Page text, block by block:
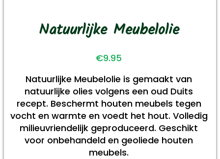
Natuurlijke Meubelolie
€9.95
Natuurlijke Meubelolie is gemaakt van
natuurlijke olies volgens een oud Duits
recept. Beschermt houten meubels tegen
vocht en warmte en voedt het hout. Volledig
milieuvriendelijk geproduceerd. Geschikt
voor onbehandeld en geoliede houten
meubels.